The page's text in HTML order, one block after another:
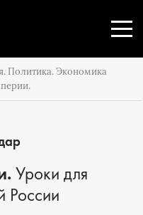
Политика. Экономика
Уроки для
России